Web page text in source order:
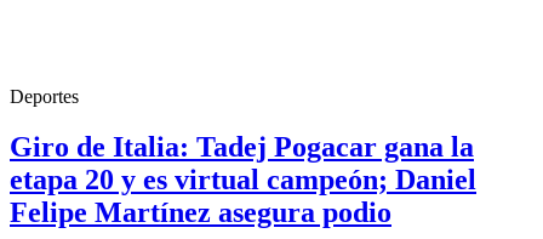
Deportes
Giro de Italia: Tadej Pogacar gana la
etapa 20 y es virtual campeón; Daniel
Felipe Martínez asegura podio